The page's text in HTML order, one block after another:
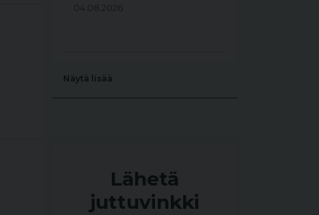
04.08.2026
Näytä lisää
Lähetä
juttuvinkki